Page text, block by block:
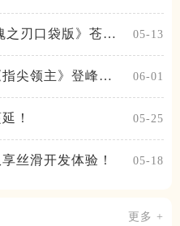
之刃口袋版》苍天
05-13
尖领主》登峰测
06-01
！ 05-25
丝滑开发体验！ 05-18
更多 +